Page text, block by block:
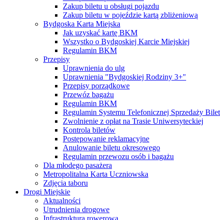
Zakup biletu u obsługi pojazdu
Zakup biletu w pojeździe kartą zbliżeniową
Bydgoska Karta Miejska
Jak uzyskać kartę BKM
Wszystko o Bydgoskiej Karcie Miejskiej
Regulamin BKM
Przepisy
Uprawnienia do ulg
Uprawnienia "Bydgoskiej Rodziny 3+"
Przepisy porządkowe
Przewóz bagażu
Regulamin BKM
Regulamin Systemu Telefonicznej Sprzedaży
Zwolnienie z opłat na Trasie Uniwersyteckiej
Kontrola biletów
Postępowanie reklamacyjne
Anulowanie biletu okresowego
Regulamin przewozu osób i bagażu
Dla młodego pasażera
Metropolitalna Karta Uczniowska
Zdjęcia taboru
Drogi Miejskie
Aktualności
Utrudnienia drogowe
Infrastruktura rowerowa